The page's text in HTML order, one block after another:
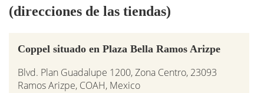
(direcciones de las tiendas)
Coppel situado en Plaza Bella Ramos Arizpe
Blvd. Plan Guadalupe 1200, Zona Centro, 23093
Ramos Arizpe, COAH, Mexico